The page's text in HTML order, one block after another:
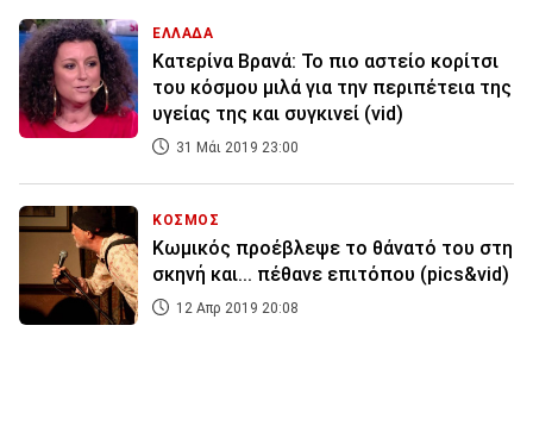
ΕΛΛΑΔΑ
Κατερίνα Βρανά: Το πιο αστείο κορίτσι
του κόσμου μιλά για την περιπέτεια της
υγείας της και συγκινεί (vid)
31 Μάι 2019 23:00
ΚΟΣΜΟΣ
Κωμικός προέβλεψε το θάνατό του στη
σκηνή και... πέθανε επιτόπου (pics&vid)
12 Απρ 2019 20:08